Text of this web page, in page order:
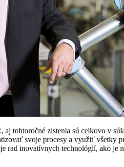
aj tohtoročné zistenia sú celkovo v
svoje procesy a využiť všetky
rad inovatívnych technológií, ako